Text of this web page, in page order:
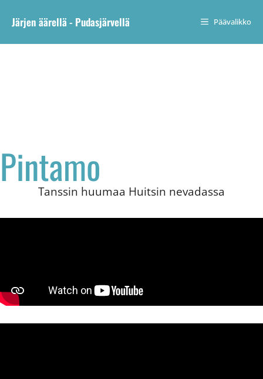
Järjen äärellä - Pudasjärvellä Päävalikko
Pintamo
Tanssin huumaa Huitsin nevadassa